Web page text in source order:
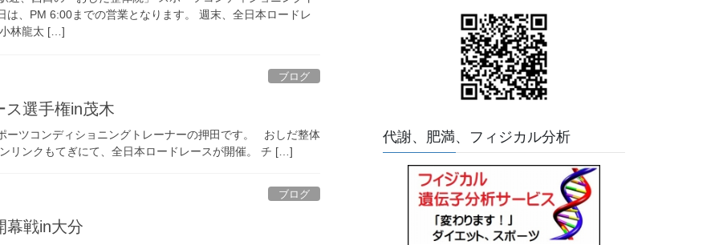
、PM 6:00までの営業となります。 週末、全日本ロードレ
林龍太 […]
ブログ
ス選手権in茂木
ーツコンディショニングトレーナーの押田です。 おしだ整体
リンクもてぎにて、全日本ロードレースが開催。 チ […]
ブログ
幕戦in大分
代謝、肥満、フィジカル分析